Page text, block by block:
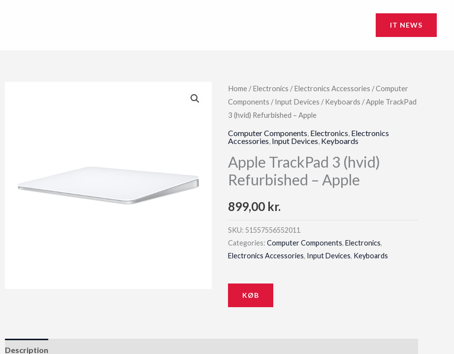
IT NEWS
Home /Electronics /Electronics Accessories /Computer
Components /Input Devices /Keyboards / Apple TrackPad
3 (hvid) Refurbished – Apple
Computer Components Electronics Electronics
Accessories Input Devices Keyboards
Apple TrackPad 3 (hvid)
Refurbished – Apple
899,00 kr.
SKU:51557556552011
Categories:Computer Components,Electronics,
Electronics Accessories, Input Devices, Keyboards
KØB
Description